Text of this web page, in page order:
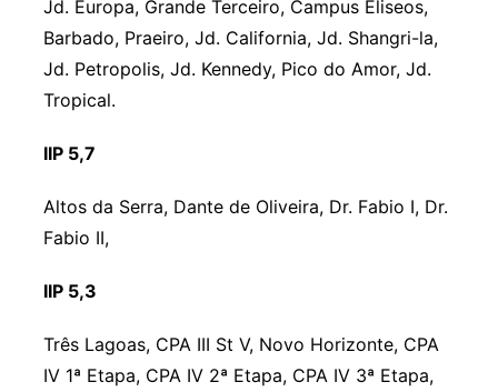
Jd. Europa, Grande Terceiro, Campus Eliseos,
Barbado, Praeiro, Jd. California, Jd. Shangri-la,
Jd. Petropolis, Jd. Kennedy, Pico do Amor, Jd.
Tropical.
IIP 5,7
Altos da Serra, Dante de Oliveira, Dr. Fabio I, Dr.
Fabio II,
IIP 5,3
Três Lagoas, CPA III St V, Novo Horizonte, CPA
IV 1ª Etapa, CPA IV 2ª Etapa, CPA IV 3ª Etapa,